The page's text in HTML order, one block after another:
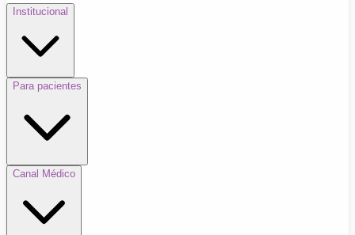
Institucional
Para pacientes
Canal Médico